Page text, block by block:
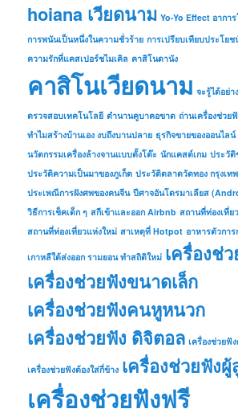
hoiana เวียดนาม Yo-Yo Effect อากา
การพนันเป็นหนึ่งในความชั่วร้าย การเปรียบเทียบประโย
ความรักที่แคสเปอร์ชไมเคิล คาสิโนดานัง
คาสิโนเวียดนาม จะรู้ได้อย่า
ตรวจสอบเทคโนโลยี ตำนานคูบาคอขาด ถ่านเครื่องช่วย
ทำไมสร้างบ้านเอง งบถึงบานปลาย ธุรกิจขายของออนไลน์
นวัตกรรมเครื่องล้างจานแบบตั้งโต๊ะ นักแคสต์เกม ประวั
ประวัติความเป็นมาของภูเก็ต ประวัติตลาดวัดทอง กรุงเท
ประเพณีการฝังศพของคนจีน ปีศาจอันโดรมาเลียส
วิธีการเช็คเด็ก ๆ สกีเข้าและออก Airbnb สถานที่ท่องเที่
สถานที่ท่องเที่ยวแห่งใหม่ สาเหตุที่ Hotpot อาหารตัวกา
เกาหลีใต้ส่งออก รามยอน ทำสถิติใหม่ เครื่องช่
เครื่องช่วยฟังขนาดเล็ก
เครื่องช่วยฟังคนหูหนวก
เครื่องช่วยฟัง ดิจิตอล เครื่องช่วยฟั
เครื่องช่วยฟังต้องใส่กี่ข้าง เครื่องช่วยฟังผู้
เครื่องช่วยฟังฟรี